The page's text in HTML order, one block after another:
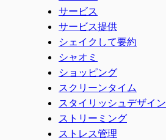
サービス
サービス提供
シェイクして要約
シャオミ
ショッピング
スクリーンタイム
スタイリッシュデザイン
ストリーミング
ストレス管理